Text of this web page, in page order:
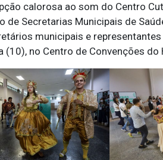
calorosa ao som do Centro
de Secretarias Municipais de
municipais e
(10), no Centro de Convenções do